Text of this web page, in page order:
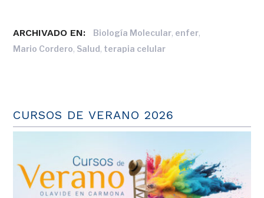
ARCHIVADO EN: Biología Molecular, enfer,
Mario Cordero, Salud, terapia celular
CURSOS DE VERANO 2026